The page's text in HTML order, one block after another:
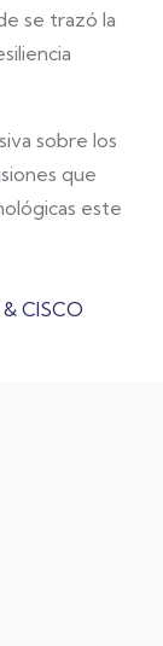
se trazó la
sobre los
que
este
CISCO